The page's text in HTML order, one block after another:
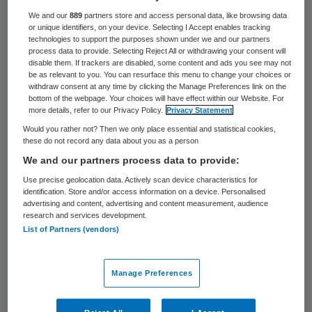
Per 1 oktober gaat Baros, Bariatrie &
Obesitascentrum officieel van start. Baros
is een samenwerking tussen het
Waterlandziekenhuis en Ra-Medical.
Door de combinatie van de zorg van het
Waterlandziekenhuisen de expertise van
Ra-medicalin pre- en postoperatieve zorg,
biedtBarosde obese patiënt een compleet
behandeltraject.
Groeiend probleem
Obesitas vormt een snel groeiend
We and our889 partners store and access personal data, like browsing data
or unique identifiers, on your device. Selecting I Accept enables tracking
technologies to support the purposes shown under we and our partners
process data to provide. Selecting Reject All or withdrawing your consent will
disable them. If trackers are disabled, some content and ads you see may not
be as relevant to you. You can resurface this menu to change your choices or
withdraw consent at any time by clicking the Manage Preferences link on the
bottom of the webpage. Your choices will have effect within our Website. For
more details, refer to our Privacy Policy.
Privacy Statement
Would you rather not? Then we only place essential and statistical cookies,
these do not record any data about you as a person
We and our partners process data to provide:
Use precise geolocation data. Actively scan device characteristics for
identification. Store and/or access information on a device. Personalised
advertising and content, advertising and content measurement, audience
research and services development.
List of Partners (vendors)
Manage Preferences